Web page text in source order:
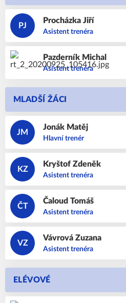
PJ
Jiří
Procházka
Asistent trenéra
Michal
Pazderník
Asistent trenéra
MLADŠÍ ŽÁCI
JM
Matěj
Jonák
Hlavní trenér
KZ
Zdeněk
Kryštof
Asistent trenéra
ČT
Tomáš
Čaloud
Asistent trenéra
VZ
Zuzana
Vávrová
Asistent trenéra
ELÉVOVÉ